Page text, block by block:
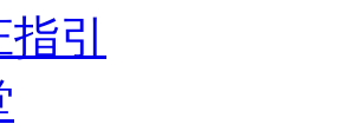
引